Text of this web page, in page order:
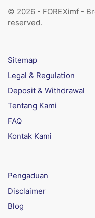
© 2026 - FOREXimf -
reserved.
Sitemap
Legal & Regulation
Deposit & Withdrawal
Tentang Kami
FAQ
Kontak Kami
Pengaduan
Disclaimer
Blog